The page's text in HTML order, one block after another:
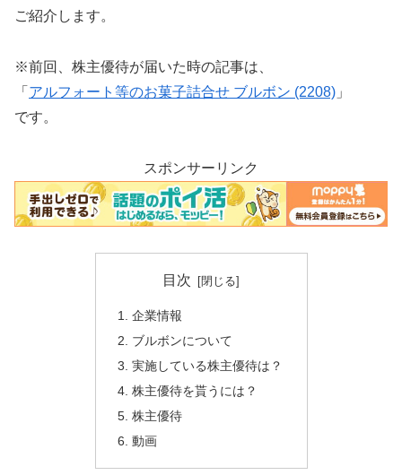
ご紹介します。
※前回、株主優待が届いた時の記事は、
「 アルフォート等のお菓子詰合せ ブルボン (2208) 」
です。
スポンサーリンク
目次
企業情報
ブルボンについて
実施している株主優待は？
株主優待を貰うには？
株主優待
動画